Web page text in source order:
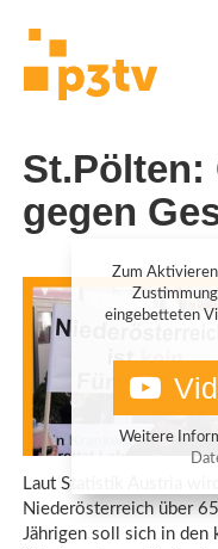
St.Pölten:
gegen
Zum
eingebetteten
Weitere
Laut Statistik Austria
Niederösterreich über
Jährigen soll sich in den